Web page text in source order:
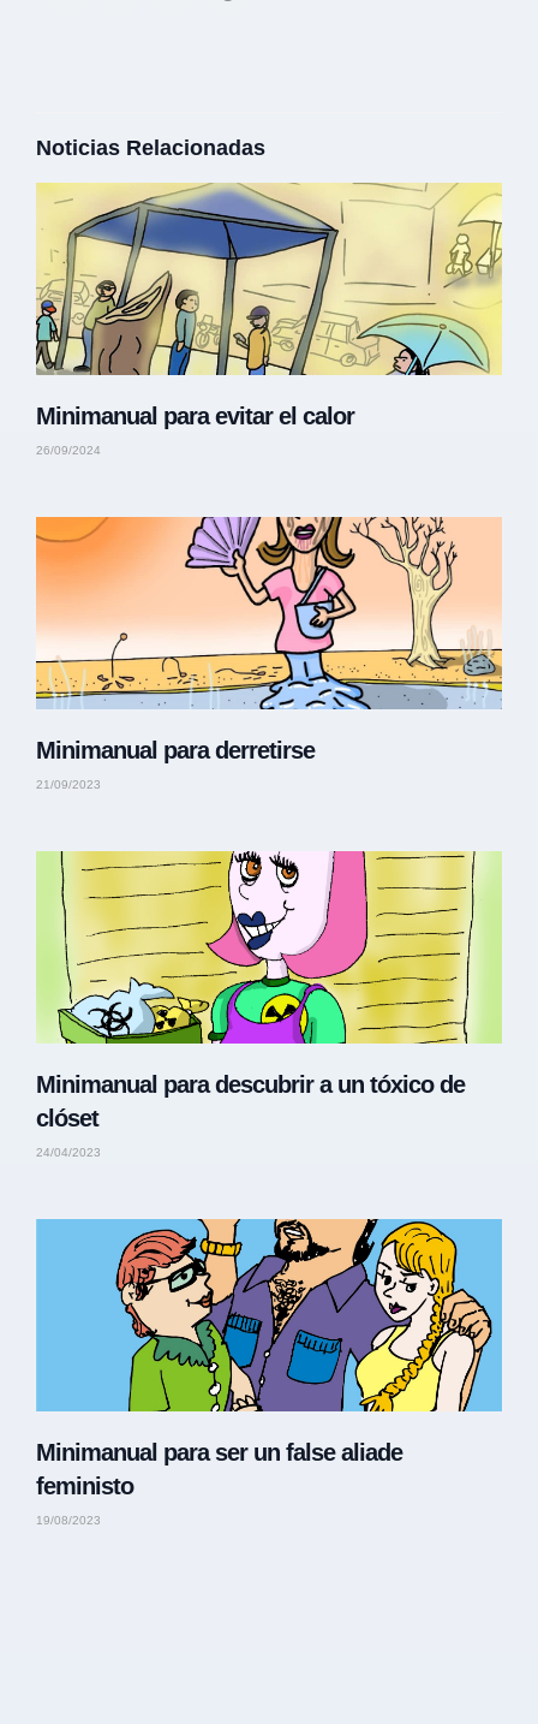
Noticias Relacionadas
Minimanual para evitar el calor
26/09/2024
Minimanual para derretirse
21/09/2023
Minimanual para descubrir a un tóxico de
clóset
24/04/2023
Minimanual para ser un false aliade
feministo
19/08/2023